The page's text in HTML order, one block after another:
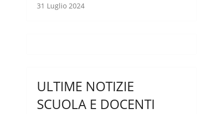
31 Luglio 2024
ULTIME NOTIZIE
SCUOLA E DOCENTI